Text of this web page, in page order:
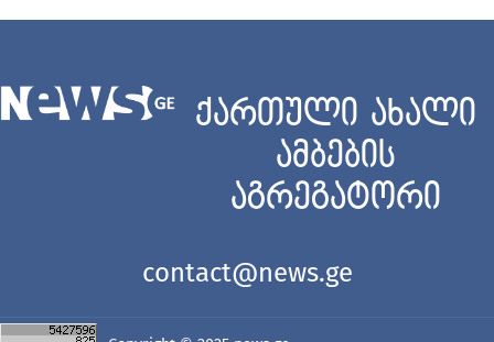
ქართული ახალი
ამბების
აგრეგატორი
contact@news.ge